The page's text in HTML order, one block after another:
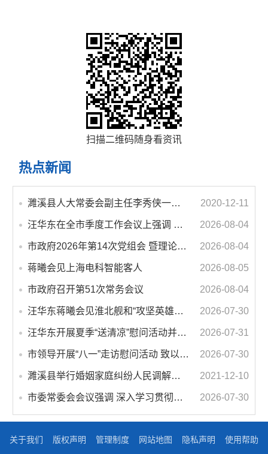
扫描二维码随身看资讯
热点新闻
濉溪县人大常委会副主任李秀侠一行调研城乡客运一体化和治超工作 2020-12-11
汪华东在全市季度工作会议上强调 锚定打好“三仗”任务和年度预期目标不动摇 在全市上下掀起比学赶超争先进位的攻坚热潮 2026-08-04
市政府2026年第14次党组会 暨理论学习中心组学习会议召开 蒋曦主持会议并讲话 2026-08-04
蒋曦会见上海电科智能客人 2026-08-05
市政府召开第51次常务会议 2026-08-04
汪华东蒋曦会见淮北舰和“攻坚英雄连”官兵代表 2026-07-30
汪华东开展夏季“送清凉”慰问活动并调研专门教育工作 落实落细防暑降温措施 用心用情关爱一线职工 2026-07-31
市领导开展“八一”走访慰问活动 致以节日问候 畅叙鱼水深情 2026-07-30
濉溪县举行婚姻家庭纠纷人民调解委员会暨调解志愿者服务团成立仪式 2021-12-10
市委常委会会议强调 深入学习贯彻习近平总书记重要讲话指示精神 高质量推进城市更新 不断提升本质安全水平 汪华东主持会议 2026-07-30
关于我们 版权声明 管理制度 网站地图 隐私声明 使用帮助